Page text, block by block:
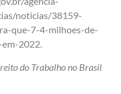
noticias/38159-
que-7-4-milhoes-de-
2022.
do Trabalho no Brasil